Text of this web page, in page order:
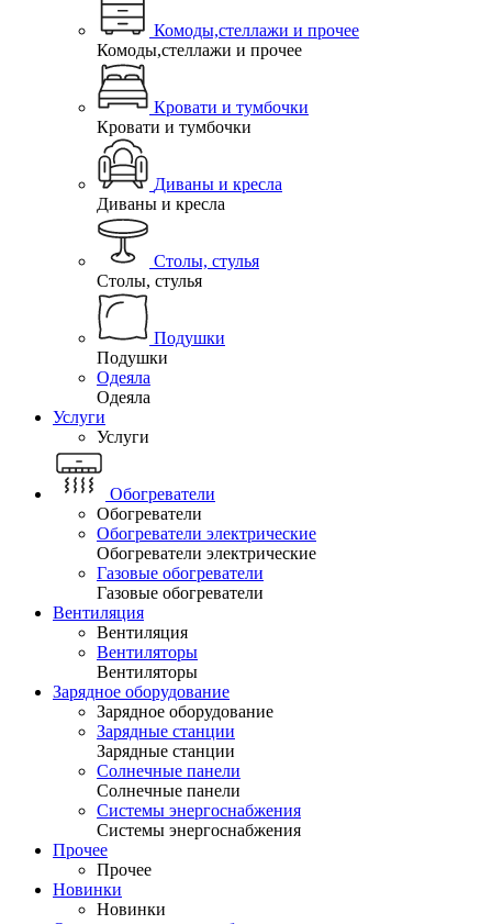
Комоды,стеллажи и прочее
Комоды,стеллажи и прочее
Кровати и тумбочки
Кровати и тумбочки
Диваны и кресла
Диваны и кресла
Столы, стулья
Столы, стулья
Подушки
Подушки
Одеяла
Одеяла
Услуги
Услуги
Обогреватели
Обогреватели
Обогреватели электрические
Обогреватели электрические
Газовые обогреватели
Газовые обогреватели
Вентиляция
Вентиляция
Вентиляторы
Вентиляторы
Зарядное оборудование
Зарядное оборудование
Зарядные станции
Зарядные станции
Солнечные панели
Солнечные панели
Системы энергоснабжения
Системы энергоснабжения
Прочее
Прочее
Новинки
Новинки